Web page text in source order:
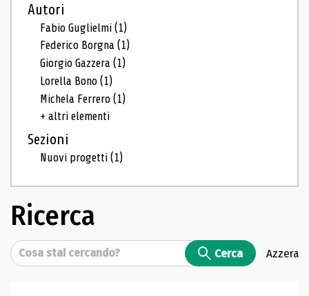
Autori
Fabio Guglielmi(1)
Federico Borgna(1)
Giorgio Gazzera(1)
Lorella Bono(1)
Michela Ferrero(1)
+ altri elementi
Sezioni
Nuovi progetti(1)
Ricerca
Cerca Cerca Azzera